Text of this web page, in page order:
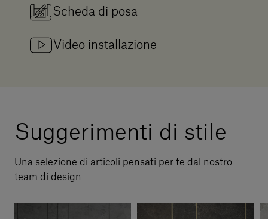
Scheda di posa
Video installazione
Suggerimenti di stile
Una selezione di articoli pensati per te dal nostro
team di design